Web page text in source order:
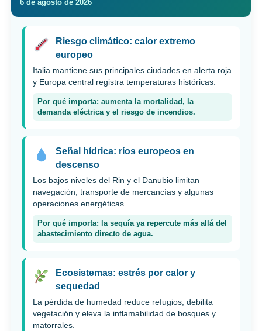
6 de agosto de 2026
Riesgo climático: calor extremo
europeo
Italia mantiene sus principales ciudades en alerta roja
y Europa central registra temperaturas históricas.
Por qué importa: aumenta la mortalidad, la
demanda eléctrica y el riesgo de incendios.
Señal hídrica: ríos europeos en
descenso
Los bajos niveles del Rin y el Danubio limitan
navegación, transporte de mercancías y algunas
operaciones energéticas.
Por qué importa: la sequía ya repercute más allá del
abastecimiento directo de agua.
Ecosistemas: estrés por calor y
sequedad
La pérdida de humedad reduce refugios, debilita
vegetación y eleva la inflamabilidad de bosques y
matorrales.